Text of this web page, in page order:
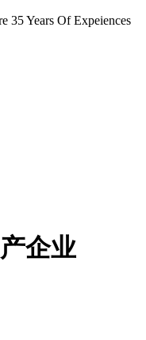
35 Years Of Expeiences
企业